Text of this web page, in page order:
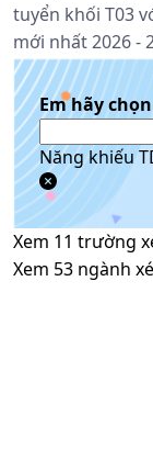
tuyển khối T03
mới nhất 2026 -
Em hãy
Năng khiếu
Xem 11 trường
Xem 53 ngành